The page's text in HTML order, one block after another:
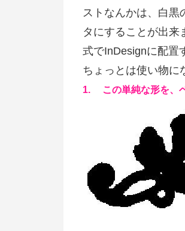
ストなんかは、白
タにすることが出来
式でInDesignに配置
ちょっとは使い物に
1. この単純な形を、